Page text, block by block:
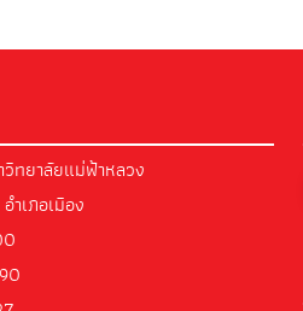
ทยาลัยแม่ฟ้าหลวง
ำเภอเมือง